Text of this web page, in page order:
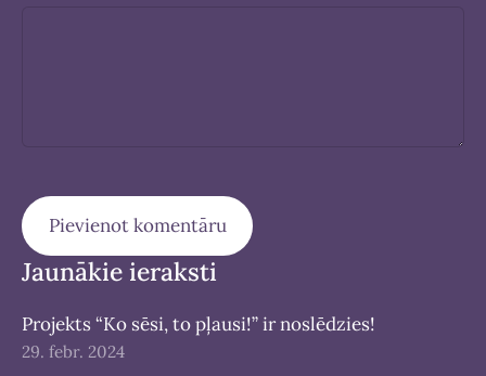
Jaunākie ieraksti
Projekts “Ko sēsi, to pļausi!” ir noslēdzies!
29. febr. 2024